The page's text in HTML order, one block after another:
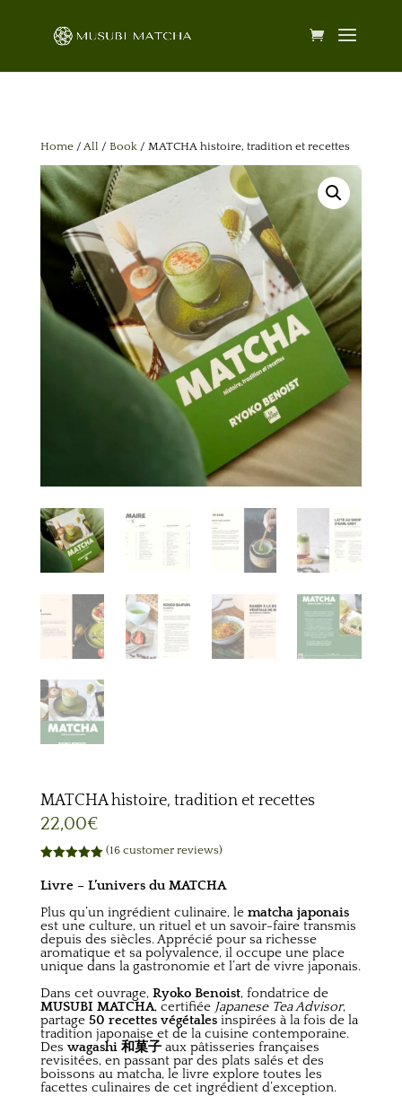
Home/ All / Book/ MATCHA histoire, tradition et recettes
MATCHA histoire, tradition et recettes
22,00€
out of 5
based on
ratings
(16customer reviews)
Livre – L’univers du MATCHA
Plus qu’un ingrédient culinaire, le matcha japonais
est une culture, un rituel et un savoir-faire transmis
depuis des siècles. Apprécié pour sa richesse
aromatique et sa polyvalence, il occupe une place
unique dans la gastronomie et l’art de vivre japonais.
Dans cet ouvrage, Ryoko Benoist, fondatrice de
MUSUBI MATCHA, certifiée Japanese Tea Advisor,
partage 50 recettes végétalesinspirées à la fois de la
tradition japonaise et de la cuisine contemporaine.
Des wagashi 和菓子aux pâtisseries françaises
revisitées, en passant par des plats salés et des
boissons au matcha, le livre explore toutes les
facettes culinaires de cet ingrédient d’exception.